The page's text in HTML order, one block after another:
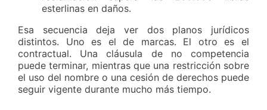
esterlinas en daños.
Esa secuencia deja ver dos planos jurídicos
distintos. Uno es el de marcas. El otro es el
contractual. Una cláusula de no competencia
puede terminar, mientras que una restricción sobre
el uso del nombre o una cesión de derechos puede
seguir vigente durante mucho más tiempo.